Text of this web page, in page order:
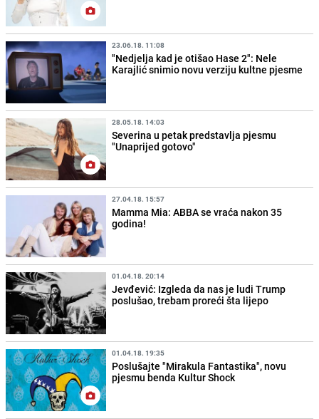
23.06.18. 11:08
"Nedjelja kad je otišao Hase 2": Nele
Karajlić snimio novu verziju kultne pjesme
28.05.18. 14:03
Severina u petak predstavlja pjesmu
"Unaprijed gotovo"
27.04.18. 15:57
Mamma Mia: ABBA se vraća nakon 35
godina!
01.04.18. 20:14
Jevđević: Izgleda da nas je ludi Trump
poslušao, trebam proreći šta lijepo
01.04.18. 19:35
Poslušajte "Mirakula Fantastika", novu
pjesmu benda Kultur Shock